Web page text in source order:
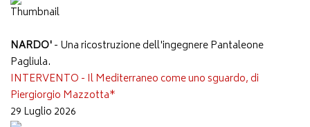
NARDO'- Una ricostruzione dell'ingegnere Pantaleone
Pagliula.
INTERVENTO - Il Mediterraneo come uno sguardo, di
Piergiorgio Mazzotta*
29 Luglio 2026